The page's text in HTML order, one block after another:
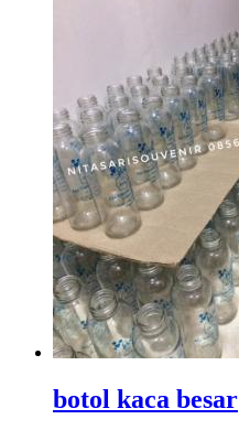
botol kaca besar